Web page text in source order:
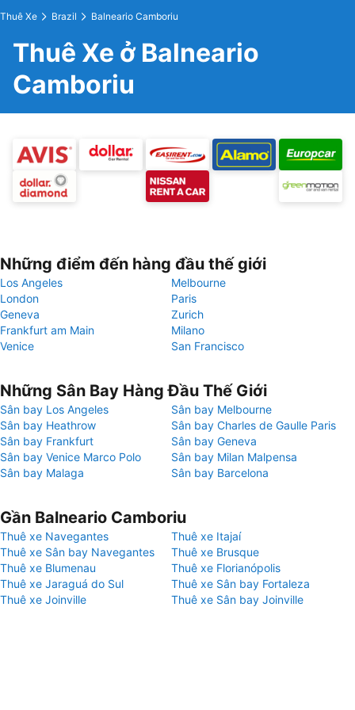
Thuê Xe Brazil Balneario Camboriu
Thuê Xe ở Balneario
Camboriu
Những điểm đến hàng đầu thế giới
Los Angeles
Melbourne
London
Paris
Geneva
Zurich
Frankfurt am Main
Milano
Venice
San Francisco
Những Sân Bay Hàng Đầu Thế Giới
Sân bay Los Angeles
Sân bay Melbourne
Sân bay Heathrow
Sân bay Charles de Gaulle Paris
Sân bay Frankfurt
Sân bay Geneva
Sân bay Venice Marco Polo
Sân bay Milan Malpensa
Sân bay Malaga
Sân bay Barcelona
Gần Balneario Camboriu
Thuê xe Navegantes
Thuê xe Itajaí
Thuê xe Sân bay Navegantes
Thuê xe Brusque
Thuê xe Blumenau
Thuê xe Florianópolis
Thuê xe Jaraguá do Sul
Thuê xe Sân bay Fortaleza
Thuê xe Joinville
Thuê xe Sân bay Joinville